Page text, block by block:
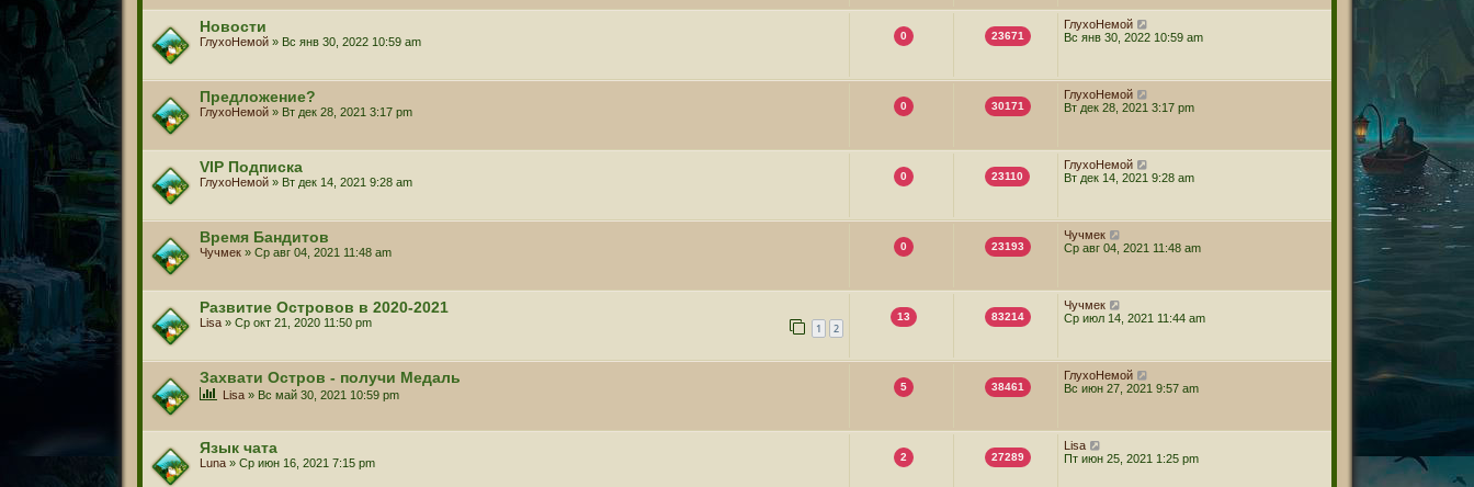
Новости
ГлухоНемой» Вс янв 30, 2022 10:59 am 0 23671
ГлухоНемой
Вс янв 30, 2022 10:59 am
Предложение?
ГлухоНемой» Вт дек 28, 2021 3:17 pm 0 30171
ГлухоНемой
Вт дек 28, 2021 3:17 pm
VIP Подписка
ГлухоНемой» Вт дек 14, 2021 9:28 am 0 23110
ГлухоНемой
Вт дек 14, 2021 9:28 am
Время Бандитов
Чучмек» Ср авг 04, 2021 11:48 am 0 23193
Чучмек
Ср авг 04, 2021 11:48 am
Развитие Островов в 2020-2021
Lisa» Ср окт 21, 2020 11:50 pm 1 2
13 83214
Чучмек
Ср июл 14, 2021 11:44 am
Захвати Остров - получи Медаль
Lisa» Вс май 30, 2021 10:59 pm
5 38461
ГлухоНемой
Вс июн 27, 2021 9:57 am
Язык чата
Luna» Ср июн 16, 2021 7:15 pm 2 27289
Lisa
Пт июн 25, 2021 1:25 pm